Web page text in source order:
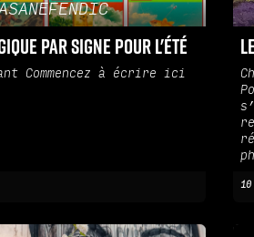
par signe pour l'été
Commencez à écrire ici